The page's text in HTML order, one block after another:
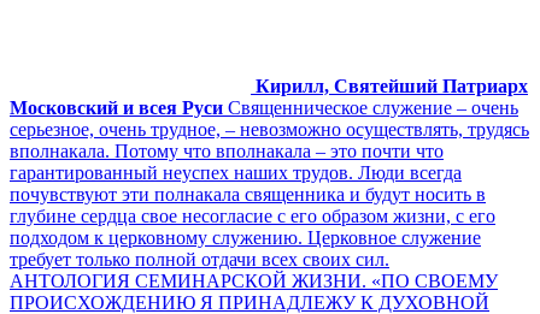
Кирилл, Святейший Патриарх
Московский и всея Руси Священническое служение – очень
серьезное, очень трудное, – невозможно осуществлять, трудясь
вполнакала. Потому что вполнакала – это почти что
гарантированный неуспех наших трудов. Люди всегда
почувствуют эти полнакала священника и будут носить в
глубине сердца свое несогласие с его образом жизни, с его
подходом к церковному служению. Церковное служение
требует только полной отдачи всех своих сил.
АНТОЛОГИЯ СЕМИНАРСКОЙ ЖИЗНИ. «ПО СВОЕМУ
ПРОИСХОЖДЕНИЮ Я ПРИНАДЛЕЖУ К ДУХОВНОЙ